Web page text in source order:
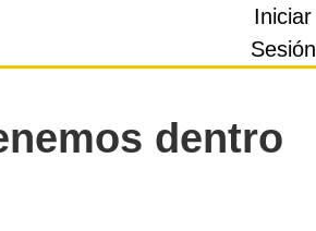
Iniciar
Sesión
dentro